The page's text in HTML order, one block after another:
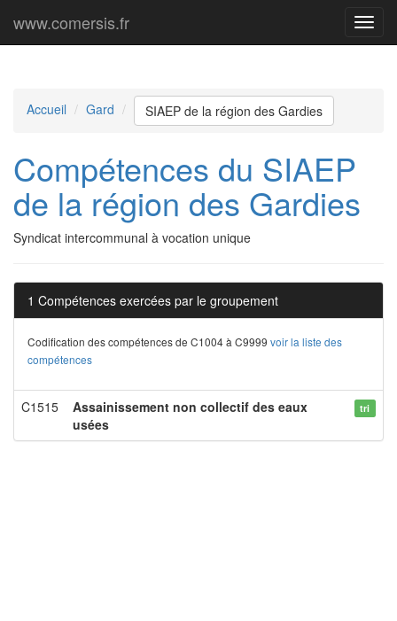
Menu
www.comersis.fr
Accueil Gard SIAEP de la région des Gardies
Compétences du SIAEP
de la région des Gardies
Syndicat intercommunal à vocation unique
1 Compétences exercées par le groupement
Codification des compétences de C1004 à C9999 voir la liste des
compétences
C1515
Assainissement non collectif des eaux
usées
tri